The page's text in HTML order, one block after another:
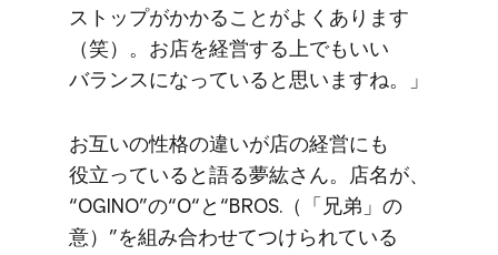
ストップが​かかる​ことが​よく​あります​
（笑）。​お店を​経営する​上でも​いい​
バランスに​なっていると​思いますね。」
お互いの​性格の​違いが​店の​経営にも​
役立っていると​語る​夢紘さん。​店名が、​
“OGINO”の​“O“と​“BROS.​（​「兄弟」の​
意）​”を​組み合わせて​つけられている​